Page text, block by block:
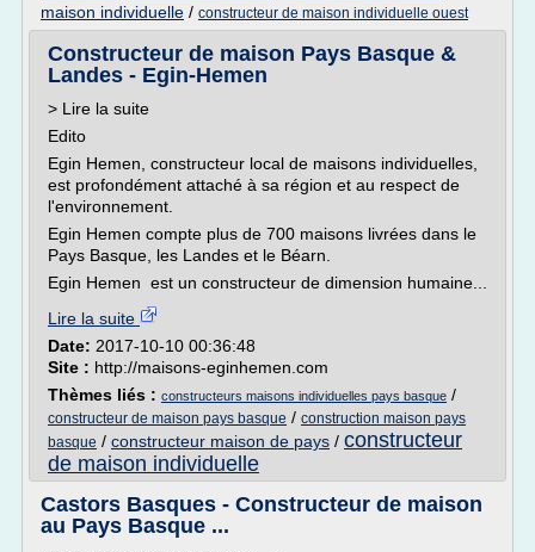
maison individuelle / constructeur de maison individuelle ouest
Constructeur de maison Pays Basque &
Landes - Egin-Hemen
> Lire la suite
Edito
Egin Hemen, constructeur local de maisons individuelles,
est profondément attaché à sa région et au respect de
l'environnement.
Egin Hemen compte plus de 700 maisons livrées dans le
Pays Basque, les Landes et le Béarn.
Egin Hemen est un constructeur de dimension humaine...
Lire la suite
Date: 2017-10-10 00:36:48
Site : http://maisons-eginhemen.com
Thèmes liés : constructeurs maisons individuelles pays basque /
constructeur de maison pays basque / construction maison pays
basque / constructeur maison de pays / constructeur
de maison individuelle
Castors Basques - Constructeur de maison
au Pays Basque ...